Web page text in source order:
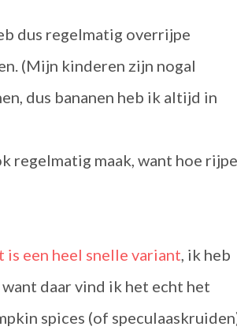
dus regelmatig overrijpe
(Mijn kinderen zijn nogal
dus bananen heb ik altijd in
regelmatig maak, want hoe
is een heel snelle variant, ik heb
daar vind ik het echt het
spices (of